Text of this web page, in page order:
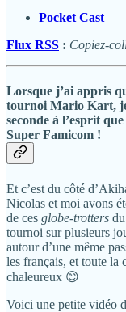
Pocket Cast
Flux RSS : Copiez-
Lorsque j’ai appris
tournoi Mario Kart,
seconde à l’esprit
Super Famicom !
Et c’est du côté
Nicolas et moi avons
de ces globe-trotters du
tournoi sur plusieurs
autour d’une même
les français, et toute la
chaleureux 😊
Voici une petite vidéo